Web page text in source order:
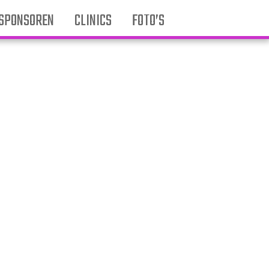
CLINICS FOTO’S